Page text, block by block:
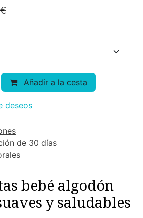
Añadir a la cesta
deseos
de 30 días
bebé algodón
y saludables